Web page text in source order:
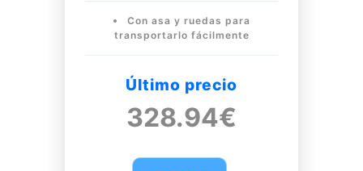
Con asa y ruedas para
transportarlo fácilmente
Último precio
328.94€